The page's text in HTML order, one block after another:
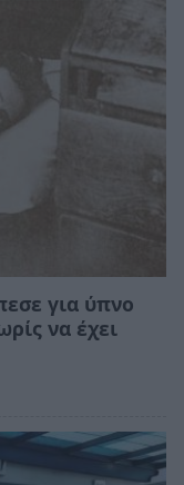
για ύπνο
να έχει